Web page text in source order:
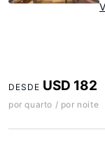
DESDE USD 182
por quarto / por noite